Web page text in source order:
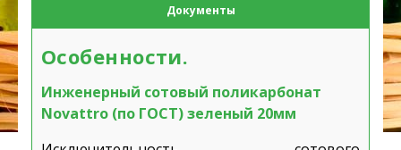
Документы
Особенности.
Инженерный сотовый поликарбонат
Novattro (по ГОСТ) зеленый 20мм